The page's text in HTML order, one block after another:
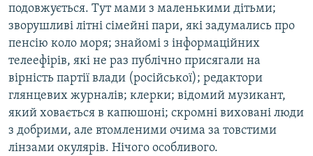
подовжується. Тут мами з маленькими дітьми;
зворушливі літні сімейні пари, які задумались про
пенсію коло моря; знайомі з інформаційних
телеефірів, які не раз публічно присягали на
вірність партії влади (російської); редактори
глянцевих журналів; клерки; відомий музикант,
який ховається в капюшоні; скромні виховані люди
з добрими, але втомленими очима за товстими
лінзами окулярів. Нічого особливого.